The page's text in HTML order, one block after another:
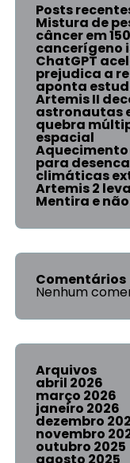
Posts
Mistura de
câncer em
cancerígeno
ChatGPT
prejudica a
aponta
Artemis II
astronautas
quebra
espacial
para
climáticas
Artemis 2
Mentira e
Comentários
Nenhum
Arquivos
abril 2026
março 2026
janeiro 2026
dezembro
novembro
outubro 2025